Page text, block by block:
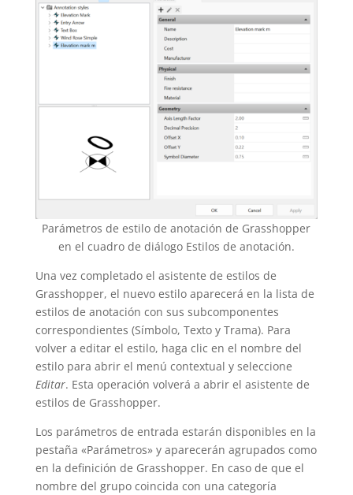
Parámetros de estilo de anotación de Grasshopper
en el cuadro de diálogo Estilos de anotación.
Una vez completado el asistente de estilos de
Grasshopper, el nuevo estilo aparecerá en la lista de
estilos de anotación con sus subcomponentes
correspondientes (Símbolo, Texto y Trama). Para
volver a editar el estilo, haga clic en el nombre del
estilo para abrir el menú contextual y seleccione
Editar. Esta operación volverá a abrir el asistente de
estilos de Grasshopper.
Los parámetros de entrada estarán disponibles en la
pestaña «Parámetros» y aparecerán agrupados como
en la definición de Grasshopper. En caso de que el
nombre del grupo coincida con una categoría